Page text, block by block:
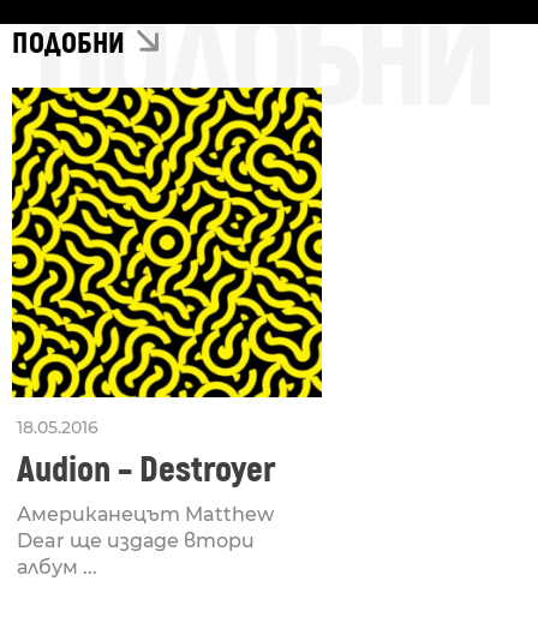
ПОДОБНИ
ПОДОБНИ
18.05.2016
Audion – Destroyer
Американецът Matthew
Dear ще издаде втори
албум ...